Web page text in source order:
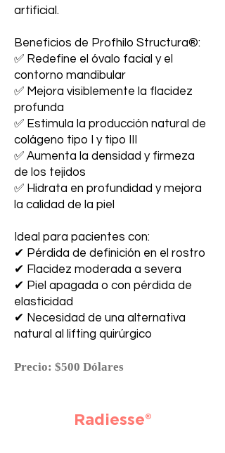
artificial.
Beneficios de Profhilo Structura®:
✅ Redefine el óvalo facial y el
contorno mandibular
✅ Mejora visiblemente la flacidez
profunda
✅ Estimula la producción natural de
colágeno tipo I y tipo III
✅ Aumenta la densidad y firmeza
de los tejidos
✅ Hidrata en profundidad y mejora
la calidad de la piel
Ideal para pacientes con:
✔ Pérdida de definición en el rostro
✔ Flacidez moderada a severa
✔ Piel apagada o con pérdida de
elasticidad
✔ Necesidad de una alternativa
natural al lifting quirúrgico
Precio: $500 Dólares
Radiesse®